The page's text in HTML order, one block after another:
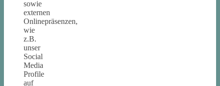
sowie
externen
Onlinepräsenzen,
wie
z.B.
unser
Social
Media
Profile
auf